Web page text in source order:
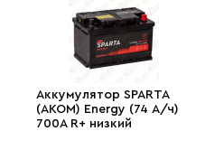
Аккумулятор SPARTA
(АKOM) Energy (74 А/ч)
700A R+ низкий